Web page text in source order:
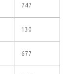
747
130
677